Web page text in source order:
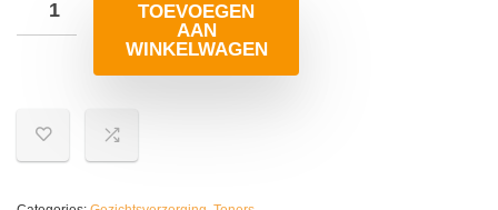
TOEVOEGEN
AAN
WINKELWAGEN